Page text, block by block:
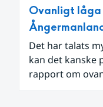
Ovanligt låga
Det har talats
kan det kanske
rapport om